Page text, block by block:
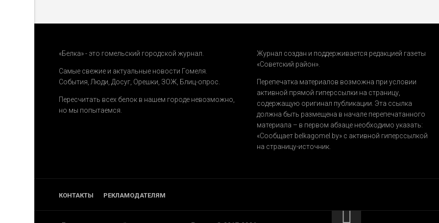
«Белка» - это гомельский городской журнал.
Самые свежие и актуальные новости Гомеля.
События Люди Досуг Орешки ЗОЖ Блиц-опрос
Пересчитать всех белок в нашем городе невозможно,
но мы попытаемся.
Журнал создан и поддерживается редакцией газеты
«Советский район».
Перепечатка материалов возможна при условии
активной прямой гиперссылки на страницу,
содержащую оригинал публикации. Эта ссылка
должна быть размещена в начале перепечатанного
материала – в первом абзаце необходимо указать:
«Сообщает belkagomel.by»с активной гиперссылкой
на страницу-источник.
КОНТАКТЫ РЕКЛАМОДАТЕЛЯМ